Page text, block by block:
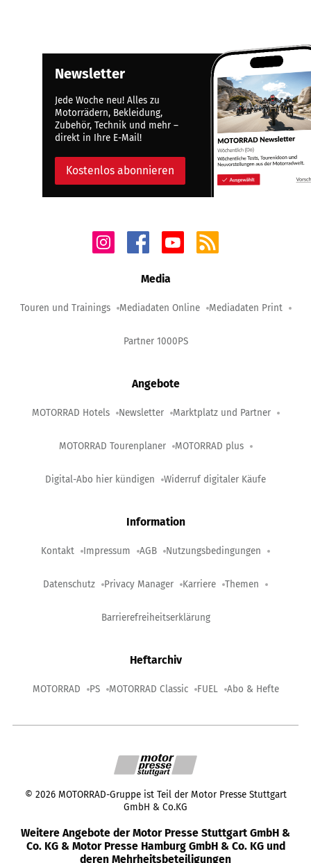
Newsletter
Jede Woche neu! Alles zu
Motorrädern, Bekleidung,
Zubehör, Technik und mehr –
direkt in Ihre E-Mail!
Kostenlos abonnieren
Media
Touren und Trainings Mediadaten Online Mediadaten Print
Partner 1000PS
Angebote
MOTORRAD Hotels Newsletter Marktplatz und Partner
MOTORRAD Tourenplaner MOTORRAD plus
Digital-Abo hier kündigen Widerruf digitaler Käufe
Information
Kontakt Impressum AGB Nutzungsbedingungen
Datenschutz Privacy Manager Karriere Themen
Barrierefreiheitserklärung
Heftarchiv
MOTORRAD PS MOTORRAD Classic FUEL Abo & Hefte
© 2026 MOTORRAD-Gruppe ist Teil der Motor Presse Stuttgart
GmbH & Co.KG
Weitere Angebote der Motor Presse Stuttgart GmbH &
Co. KG & Motor Presse Hamburg GmbH & Co. KG und
deren Mehrheitsbeteiligungen